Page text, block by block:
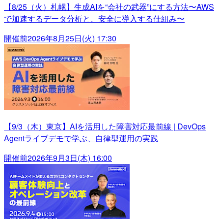
【8/25（火）札幌】生成AIを“会社の武器”にする方法〜AWS
で加速するデータ分析と、安全に導入する仕組み〜
開催前2026年8月25日(火) 17:30
【9/3（木）東京】AIを活用した障害対応最前線 | DevOps
Agentライブデモで学ぶ、自律型運用の実践
開催前2026年9月3日(木) 16:00